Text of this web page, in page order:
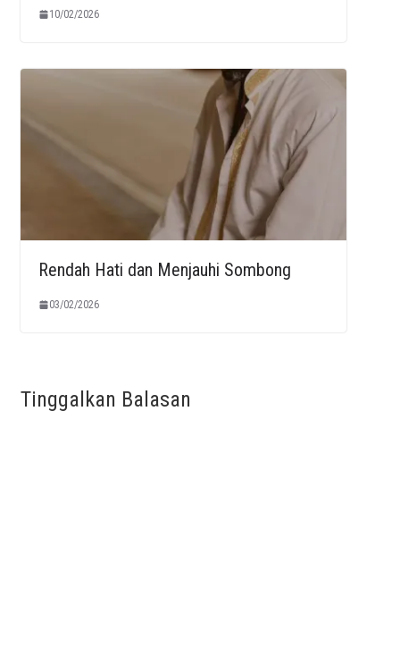
10/02/2026
Rendah Hati dan Menjauhi Sombong
03/02/2026
Tinggalkan Balasan